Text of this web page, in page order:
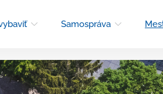
Samospráva